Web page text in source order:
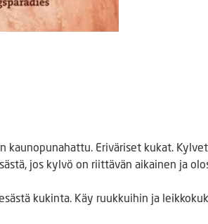
kaunopunahattu. Eriväriset kukat.
jos kylvö on riittävän aikainen ja
kukinta. Käy ruukkuihin ja